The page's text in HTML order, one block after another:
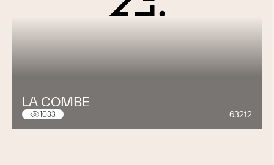
LA COMBE
1033 63212